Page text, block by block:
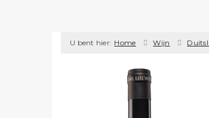
U bent hier: Home Wijn